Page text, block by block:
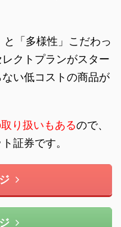
「多様性」こだわっ
クトプランがスター
い低コストの商品が
り扱いもあるので、
証券です。